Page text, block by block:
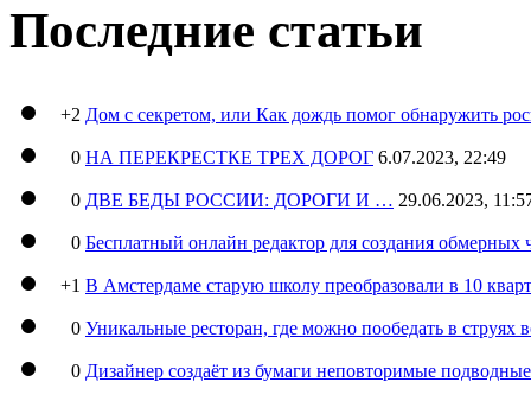
Последние статьи
+2 Дом с секретом, или Как дождь помог обнаружить
0 НА ПЕРЕКРЕСТКЕ ТРЕХ ДОРОГ 6.07.2023, 22:49
0 ДВЕ БЕДЫ РОССИИ: ДОРОГИ И … 29.06.2023,
0 Бесплатный онлайн редактор для создания обмерных
+1 В Амстердаме старую школу преобразовали в 10
0 Уникальные ресторан, где можно пообедать в струях
0 Дизайнер создаёт из бумаги неповторимые